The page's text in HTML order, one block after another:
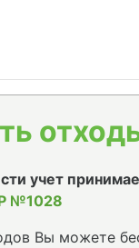
учет
№1028
Вы можете